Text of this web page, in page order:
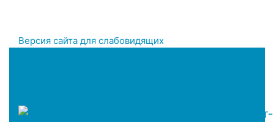
Версия сайта для слабовидящих